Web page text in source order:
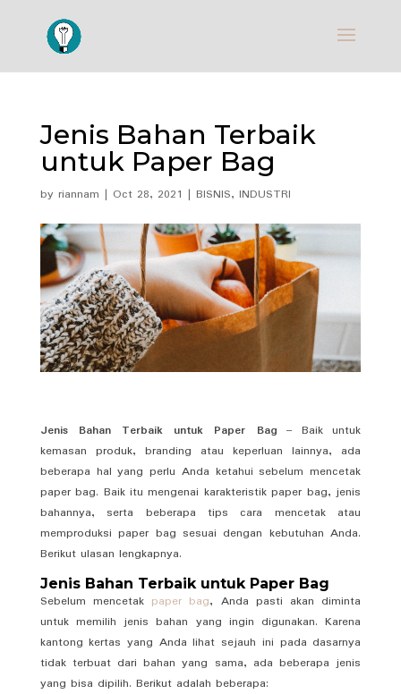
Jenis Bahan Terbaik
untuk Paper Bag
by riannam | Oct 28, 2021 | BISNIS, INDUSTRI
Jenis Bahan Terbaik untuk Paper Bag – Baik untuk
kemasan produk, branding atau keperluan lainnya, ada
beberapa hal yang perlu Anda ketahui sebelum mencetak
paper bag. Baik itu mengenai karakteristik paper bag, jenis
bahannya, serta beberapa tips cara mencetak atau
memproduksi paper bag sesuai dengan kebutuhan Anda.
Berikut ulasan lengkapnya.
Jenis Bahan Terbaik untuk Paper Bag
Sebelum mencetak paper bag, Anda pasti akan diminta
untuk memilih jenis bahan yang ingin digunakan. Karena
kantong kertas yang Anda lihat sejauh ini pada dasarnya
tidak terbuat dari bahan yang sama, ada beberapa jenis
yang bisa dipilih. Berikut adalah beberapa: